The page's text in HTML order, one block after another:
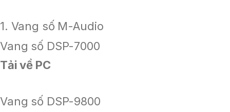
1. Vang số M-Audio
Vang số DSP-7000
Tải về PC
Vang số DSP-9800